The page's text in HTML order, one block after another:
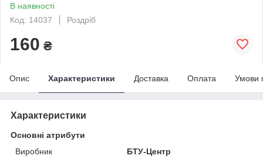
В наявності
Код: 14037
Роздріб
160 ₴
Опис Характеристики Доставка Оплата Умови
Характеристики
Основні атрибути
Виробник
БТУ-Центр